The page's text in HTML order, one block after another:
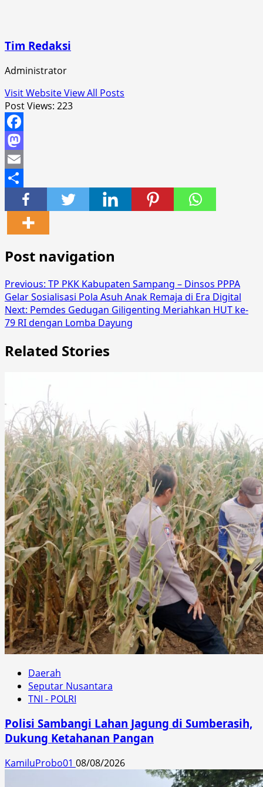
Tim Redaksi
Administrator
Visit WebsiteView All Posts
Post Views: 223
Facebook
Mastodon
Email
Share
Post navigation
Previous: TP PKK Kabupaten Sampang – Dinsos PPPA
Gelar Sosialisasi Pola Asuh Anak Remaja di Era Digital
Next: Pemdes Gedugan Giligenting Meriahkan HUT ke-
79 RI dengan Lomba Dayung
Related Stories
Daerah
Seputar Nusantara
TNI - POLRI
Polisi Sambangi Lahan Jagung di Sumberasih,
Dukung Ketahanan Pangan
KamiluProbo01 08/08/2026